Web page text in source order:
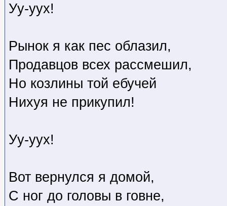
Уу-уух!
Рынок я как пес облазил,
Продавцов всех рассмешил,
Но козлины той ебучей
Нихуя не прикупил!
Уу-уух!
Вот вернулся я домой,
С ног до головы в говне,